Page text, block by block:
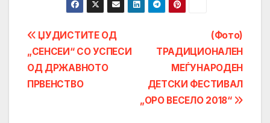
Post
navigation
(Фото)
ТРАДИЦИОНАЛЕН
МЕЃУНАРОДЕН
ДЕТСКИ ФЕСТИВАЛ
„ОРО ВЕСЕЛО 2018“
ЏУДИСТИТЕ ОД
„СЕНСЕИ“ СО УСПЕСИ
ОД ДРЖАВНОТО
ПРВЕНСТВО